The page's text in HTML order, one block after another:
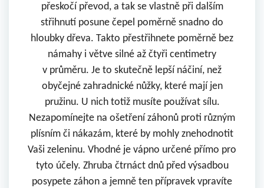
přeskočí převod, a tak se vlastně při dalším
střihnutí posune čepel poměrně snadno do
hloubky dřeva. Takto přestřihnete poměrně bez
námahy i větve silné až čtyři centimetry
v průměru. Je to skutečně lepší náčiní, než
obyčejné zahradnické nůžky, které mají jen
pružinu. U nich totiž musíte používat sílu.
Nezapomínejte na ošetření záhonů proti různým
plísním či nákazám, které by mohly znehodnotit
Vaši zeleninu. Vhodné je vápno určené přímo pro
tyto účely. Zhruba čtrnáct dnů před výsadbou
posypete záhon a jemně ten přípravek vpravíte